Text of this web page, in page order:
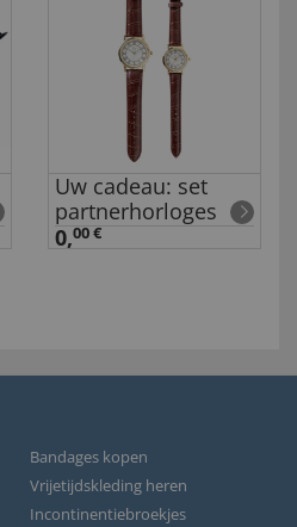
Uw cadeau: set
partnerhorloges
0,00 €
Bandages kopen
Vrijetijdskleding heren
Incontinentiebroekjes